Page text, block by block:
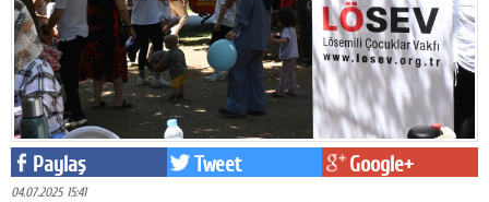
Paylaş Tweet Google+
04.07.2025 15:41